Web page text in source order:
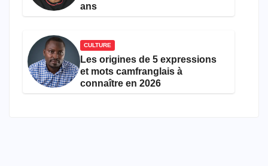
ans
CULTURE
Les origines de 5 expressions
et mots camfranglais à
connaître en 2026